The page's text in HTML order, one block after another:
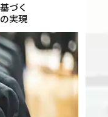
づく
実現